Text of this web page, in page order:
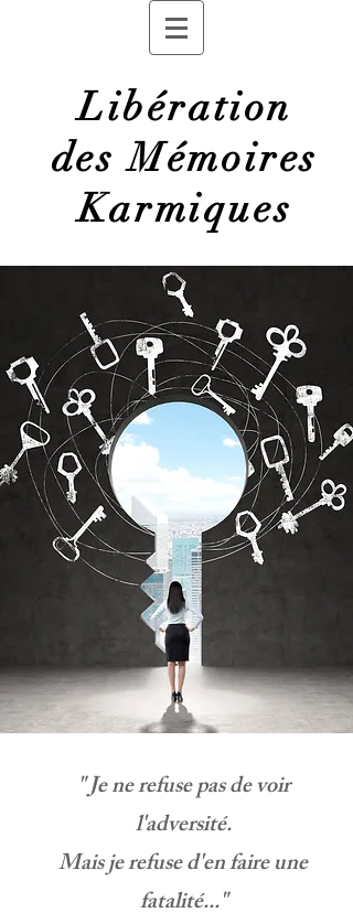
Libération
des Mémoires
Karmiques
" Je ne refuse pas de voir
l'adversité.
Mais je refuse d'en faire une
fatalité..."